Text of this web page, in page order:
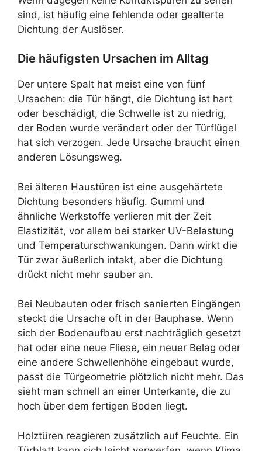
sind, ist häufig eine fehlende oder gealterte
Dichtung der Auslöser.
Die häufigsten Ursachen im Alltag
Der untere Spalt hat meist eine von fünf
Ursachen: die Tür hängt, die Dichtung ist hart
oder beschädigt, die Schwelle ist zu niedrig,
der Boden wurde verändert oder der Türflügel
hat sich verzogen. Jede Ursache braucht einen
anderen Lösungsweg.
Bei älteren Haustüren ist eine ausgehärtete
Dichtung besonders häufig. Gummi und
ähnliche Werkstoffe verlieren mit der Zeit
Elastizität, vor allem bei starker UV-Belastung
und Temperaturschwankungen. Dann wirkt die
Tür zwar äußerlich intakt, aber die Dichtung
drückt nicht mehr sauber an.
Bei Neubauten oder frisch sanierten Eingängen
steckt die Ursache oft in der Bauphase. Wenn
sich der Bodenaufbau erst nachträglich gesetzt
hat oder eine neue Fliese, ein neuer Belag oder
eine andere Schwellenhöhe eingebaut wurde,
passt die Türgeometrie plötzlich nicht mehr. Das
sieht man schnell an einer Unterkante, die zu
hoch über dem fertigen Boden liegt.
Holztüren reagieren zusätzlich auf Feuchte. Ein